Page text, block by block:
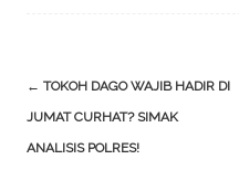
Post
navigation
← TOKOH DAGO WAJIB HADIR DI
JUMAT CURHAT? SIMAK
ANALISIS POLRES!